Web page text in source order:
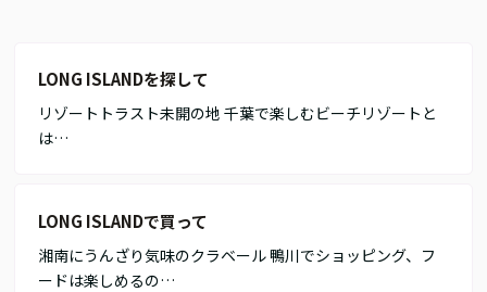
LONG ISLANDを探して
リゾートトラスト未開の地 千葉で楽しむビーチリゾートと
は…
LONG ISLANDで買って
湘南にうんざり気味のクラベール 鴨川でショッピング、フ
ードは楽しめるの…